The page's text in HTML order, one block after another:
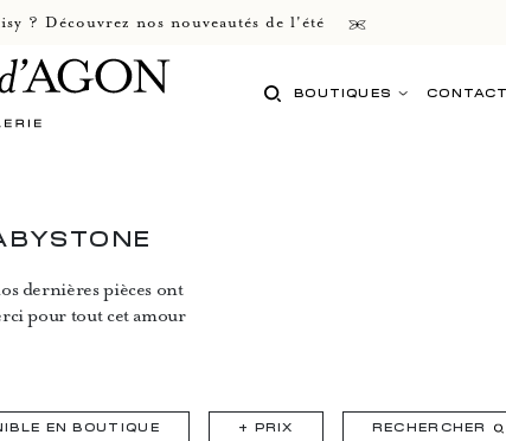
? Découvrez nos nouveautés de l'été
BOUTIQUES CONTACT
dernières pièces ont
pour tout cet amour
EN BOUTIQUE + PRIX RECHERCHER